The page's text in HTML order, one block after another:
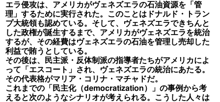
エラ侵攻は、アメリカがヴェネズエラの石油資源を「管
理」するために実行された。このことはドナルド・トラン
プ大統領も認めている。そして、ヴェネズエラできちんと
した政権が誕生するまで、アメリカがヴェネズエラを統治
するが、その経費はヴェネズエラの石油を管理し売却した
利益で賄うとしている。
その後は、民主派・反体制派の指導者たちがアメリカによ
って「エスコート」され、ヴェネズエラの統治にあたる。
その代表格がマリア・コリナ・マチャドだ。
これまでの「民主化（democratization）」の事例から考
えると次のようなシナリオが考えられる。こうした人々は